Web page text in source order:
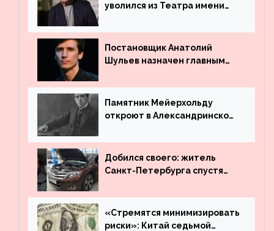
уволился из Театра имени
Постановщик Анатолий
Шульев назначен главным
Вахтангова
Памятник Мейерхольду
откроют в Александринском
Добился своего: житель
Санкт-Петербурга спустя
угнанную в Казахстан
машину
«Стремятся минимизировать
риски»: Китай седьмой